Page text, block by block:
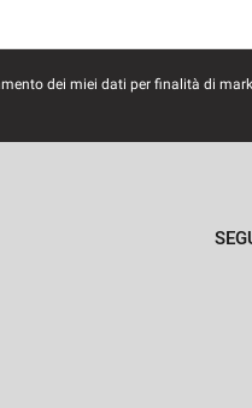
dei miei dati per finalità di